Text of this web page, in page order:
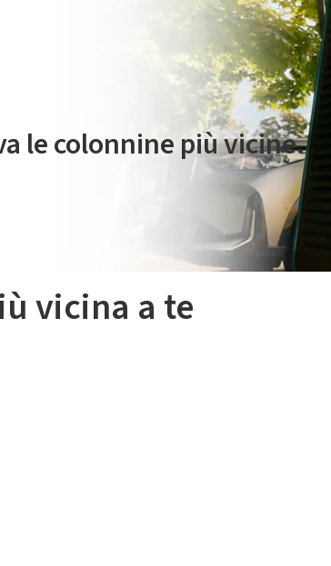
elettrica è gestito da Plenitude On The Road
le colonnine più vicine.
vicina a te